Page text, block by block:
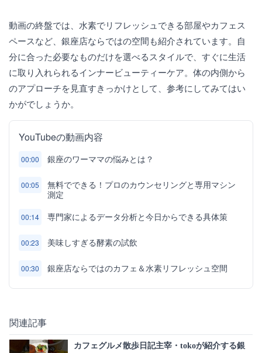
動画の終盤では、水素でリフレッシュできる部屋やカフェス
ペースなど、銀座店ならではの空間も紹介されています。自
分に合った必要なものだけを選べるスタイルで、すぐに生活
に取り入れられるインナービューティーケア。体の内側から
のアプローチを見直すきっかけとして、参考にしてみてはい
かがでしょうか。
YouTubeの動画内容
00:00 銀座のワーママの悩みとは？
00:05
無料でできる！プロのカウンセリングと専用マシン
測定
00:14 専門家によるデータ分析と今日からできる具体策
00:23 美味しすぎる酵素の試飲
00:30 銀座店ならではのカフェ＆水素リフレッシュ空間
関連記事
カフェグルメ散歩日記主宰・tokoが紹介する銀